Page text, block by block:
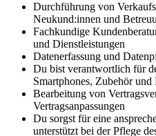
Durchführung von
Neukund:innen und
Fachkundige
und Dienstleistungen
Datenerfassung und
Du bist verantwortlich für
Smartphones, Zubehör
Bearbeitung von
Vertragsanpassungen
Du sorgst für eine
unterstützt bei der Pflege